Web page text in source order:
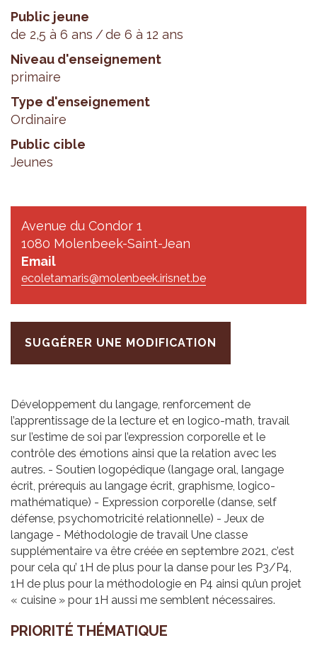
Public jeune
de 2,5 à 6 ans
de 6 à 12 ans
Niveau d'enseignement
primaire
Type d'enseignement
Ordinaire
Public cible
Jeunes
Avenue du Condor 1
1080 Molenbeek-Saint-Jean
Email
ecoletamaris@molenbeek.irisnet.be
SUGGÉRER UNE MODIFICATION
Développement du langage, renforcement de
l’apprentissage de la lecture et en logico-math, travail
sur l’estime de soi par l’expression corporelle et le
contrôle des émotions ainsi que la relation avec les
autres. - Soutien logopédique (langage oral, langage
écrit, prérequis au langage écrit, graphisme, logico-
mathématique) - Expression corporelle (danse, self
défense, psychomotricité relationnelle) - Jeux de
langage - Méthodologie de travail Une classe
supplémentaire va être créée en septembre 2021, c’est
pour cela qu’ 1H de plus pour la danse pour les P3/P4,
1H de plus pour la méthodologie en P4 ainsi qu’un projet
« cuisine » pour 1H aussi me semblent nécessaires.
PRIO­RITÉ THÉ­MA­TIQUE